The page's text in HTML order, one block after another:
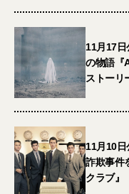
11月17
の物語『
ストーリ
11月10
詐欺事件
クラブ』